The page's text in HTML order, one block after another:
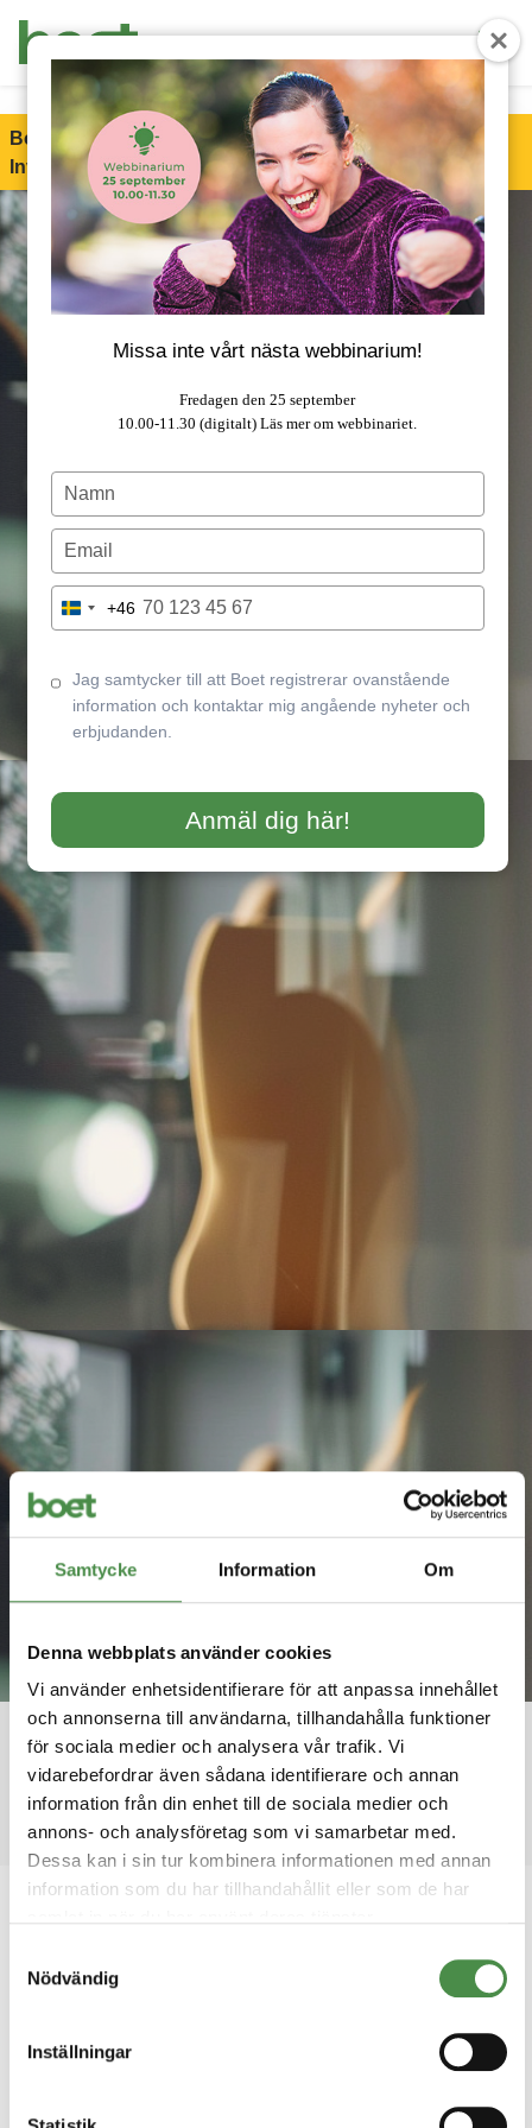
Samtycke Information Om
Denna webbplats använder cookies
Vi använder enhetsidentifierare för att anpassa innehållet
och annonserna till användarna, tillhandahålla funktioner
för sociala medier och analysera vår trafik. Vi
vidarebefordrar även sådana identifierare och annan
information från din enhet till de sociala medier och
annons- och analysföretag som vi samarbetar med.
Dessa kan i sin tur kombinera informationen med annan
information som du har tillhandahållit eller som de har
Nödvändig
Inställningar
Missa inte vårt nästa webbinarium!
Fredagen den 25 september
10.00-11.30 (digitalt) Läs mer om webbinariet.
Type
your
name
Type
your
email
Type
your
number
Sweden
+46
Jag samtycker till att Boet registrerar ovanstående
information och kontaktar mig angående nyheter och
erbjudanden.
Anmäl dig här!
Boet är stolt partner till Special Olympics Sweden
Invitational Games 2026!
Läs mer om samarbetet.
Nyheter
Håll dig uppdaterad med de senaste nyheterna
från Boet.
Kom och jobba på Boet!